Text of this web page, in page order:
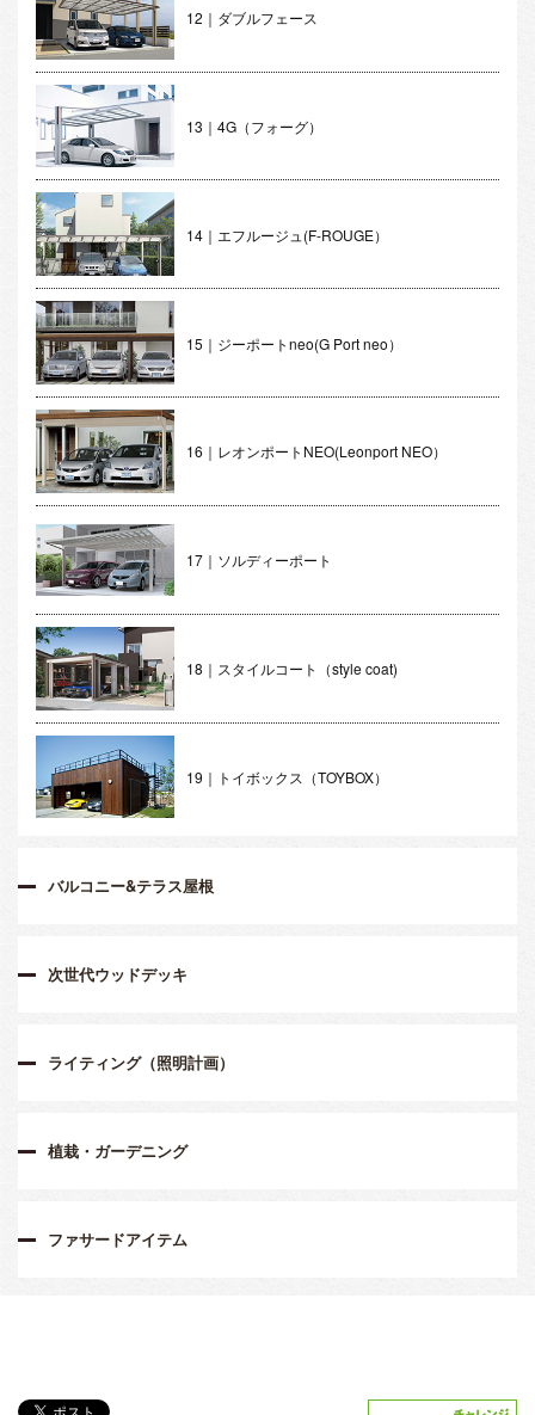
12｜ダブルフェース
13｜4G（フォーグ）
14｜エフルージュ(F-ROUGE）
15｜ジーポートneo(G Port neo）
16｜レオンポートNEO(Leonport NEO）
17｜ソルディーポート
18｜スタイルコート（style coat)
19｜トイボックス（TOYBOX）
バルコニー&テラス屋根
次世代ウッドデッキ
ライティング（照明計画）
植栽・ガーデニング
ファサードアイテム